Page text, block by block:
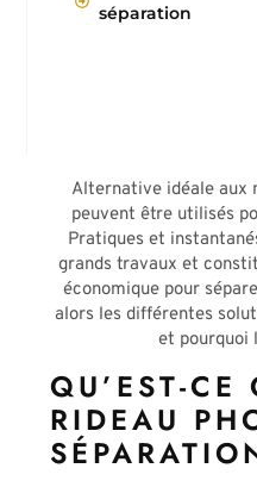
séparation
Alternative idéale aux
peuvent être utilisés
Pratiques et
grands travaux et
économique pour
alors les différentes
et pourquoi
QU’EST-CE
RIDEAU